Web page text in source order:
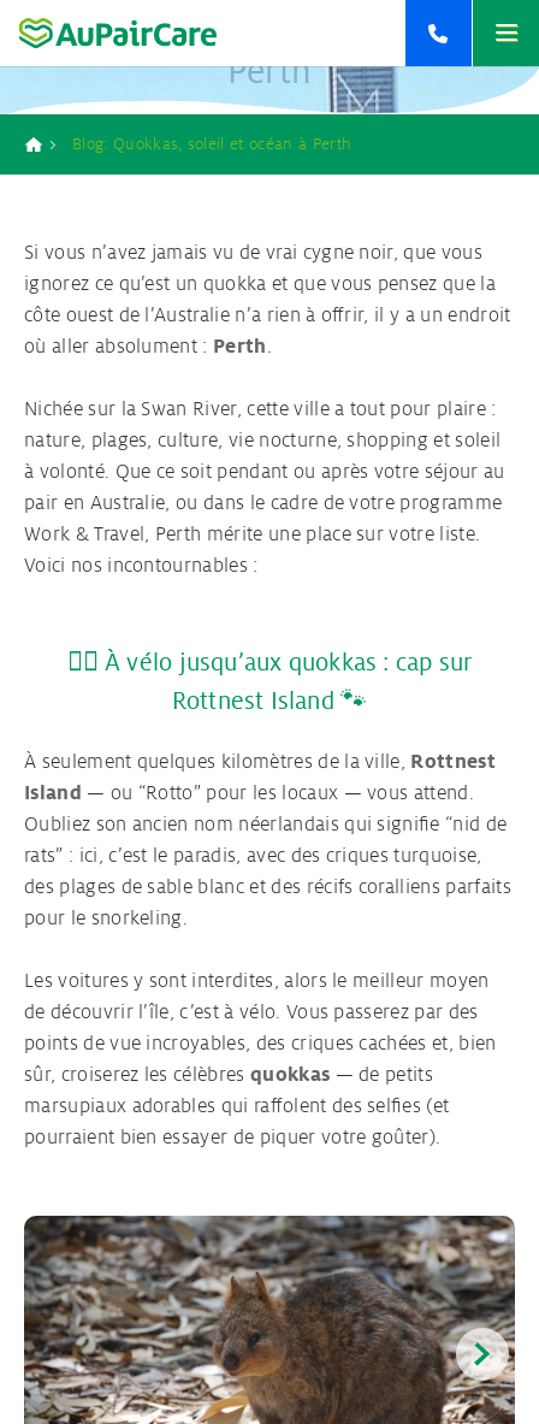
Home
+33 9 77 19 71 71
+32 2 808 03 63
< retour
Au Pair aux Etats-Unis 2 >
Au pair Australie 1
Au pair Nouvelle-Zélande 1 >
retour
retour
retour
< retour
Responsabilités d’un Au pair
Conditions pour devenir Au Pair
Procédure de placement Au pair
Ton agence Au pair
Ton assurance Au pair
Visa Au pair
< retour
Contact
Inscriptions Au Pair
Brochure Au pair
Quokkas, soleil et océan à
Perth
Breadcrumb
Blog: Quokkas, soleil et océan à Perth
Si vous n’avez jamais vu de vrai cygne noir, que vous
ignorez ce qu’est un quokka et que vous pensez que la
côte ouest de l’Australie n’a rien à offrir, il y a un endroit
où aller absolument : Perth.
Nichée sur la Swan River, cette ville a tout pour plaire :
nature, plages, culture, vie nocturne, shopping et soleil
à volonté. Que ce soit pendant ou après votre séjour au
pair en Australie, ou dans le cadre de votre programme
Work & Travel, Perth mérite une place sur votre liste.
Voici nos incontournables :
🚴‍♀️ À vélo jusqu’aux quokkas : cap sur
Rottnest Island 🐾
À seulement quelques kilomètres de la ville, Rottnest
Island — ou “Rotto” pour les locaux — vous attend.
Oubliez son ancien nom néerlandais qui signifie “nid de
rats” : ici, c’est le paradis, avec des criques turquoise,
des plages de sable blanc et des récifs coralliens parfaits
pour le snorkeling.
Les voitures y sont interdites, alors le meilleur moyen
de découvrir l’île, c’est à vélo. Vous passerez par des
points de vue incroyables, des criques cachées et, bien
sûr, croiserez les célèbres quokkas — de petits
marsupiaux adorables qui raffolent des selfies (et
pourraient bien essayer de piquer votre goûter).